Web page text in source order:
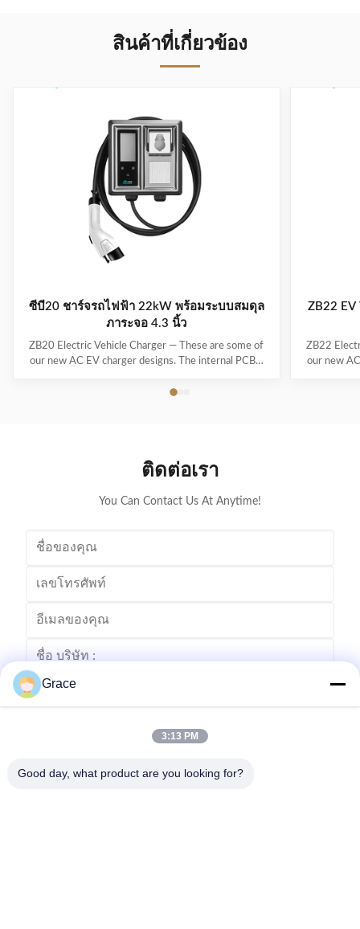
สินค้าที่เกี่ยวข้อง
ซีบี20 ชาร์จรถไฟฟ้า 22kW พร้อมระบบสมดุล
ภาระจอ 4.3 นิ้ว
ZB20 Electric Vehicle Charger — These are some of
our new AC EV charger designs. The internal PCBA
only the exteriors/enclosures are new, and they’re
ZB22
ZB22
our new
ติดต่อเรา
You Can Contact Us At Anytime!
Grace
3:13 PM
Good day, what product are you looking for?